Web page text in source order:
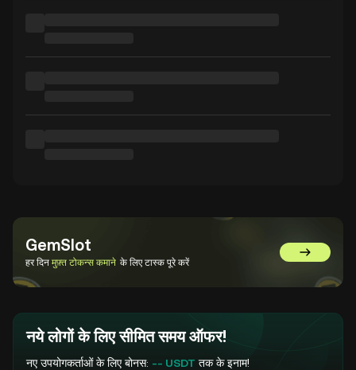
GemSlot
हर दिन मुफ़्त टोकन्स कमाने के लिए टास्क पूरे करें GemSlot
नये लोगों के लिए सीमित समय ऑफर!
नए उपयोगकर्ताओं के लिए बोनस: -- USDT तक के इनाम!